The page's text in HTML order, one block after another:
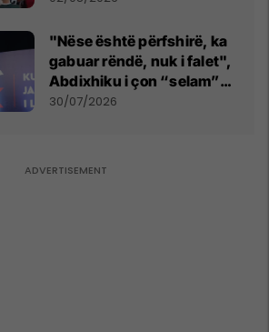
"Nëse është përfshirë, ka
gabuar rëndë, nuk i falet",
Abdixhiku i çon “selam”
Përparim Ramës
30/07/2026